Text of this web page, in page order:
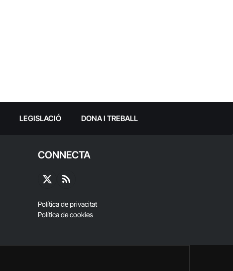
LEGISLACIÓ DONA I TREBALL
CONNECTA
X
RSS
Política de privacitat
Política de cookies